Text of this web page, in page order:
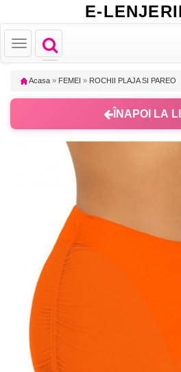
E-
Toggle
navigation
Toggle
navigation
Acasa » FEMEI » ROCHII PLAJA SI PAREO
ÎNAPOI LA